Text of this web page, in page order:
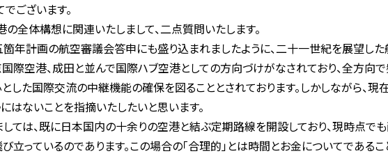
ございます。
全体構想に関連いたしまして、二点質問いたします。
年計画の航空審議会答申にも盛り込まれましたように、二十一世紀を展望した
国際空港、成田と並んで国際ハブ空港としての方向づけがなされており、全方向
した国際交流の中継機能の確保を図ることとされております。しかしながら、
はないことを指摘いたしたいと思います。
しては、既に日本国内の十余りの空港と結ぶ定期路線を開設しており、現時点
っているのであります。この場合の「合理的」とは時間とお金についてであるこ